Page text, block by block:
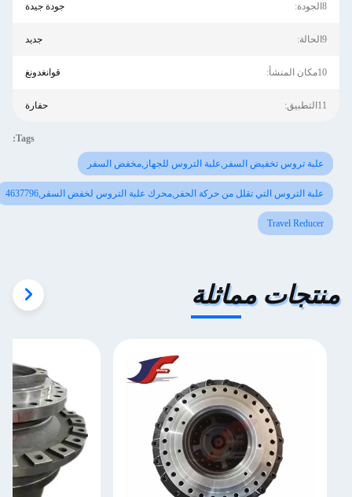
اترك رسالة
8الجودة: جودة جيدة
9الحالة: جديد
10مكان المنشأ: قوانغدونغ
11التطبيق: حفارة
Tags:
علبة تروس تخفيض السفر,علبة التروس للجهاز,مخفض السفر
علبة التروس التي تقلل من حركة الحفر,محرك علبة التروس لخفض السفر,4637796
Travel Reducer
منتجات مماثلة